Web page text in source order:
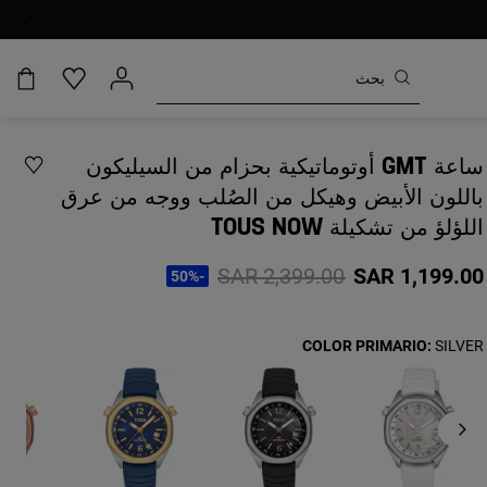
ساعة GMT أوتوماتيكية بحزام من السيليكون
باللون الأبيض وهيكل من الصُلب ووجه من عرق
اللؤلؤ من تشكيلة TOUS NOW
SAR 1,199.00
Price reduced from
SAR 2,399.00
to
-50%
COLOR PRIMARIO:SILVER